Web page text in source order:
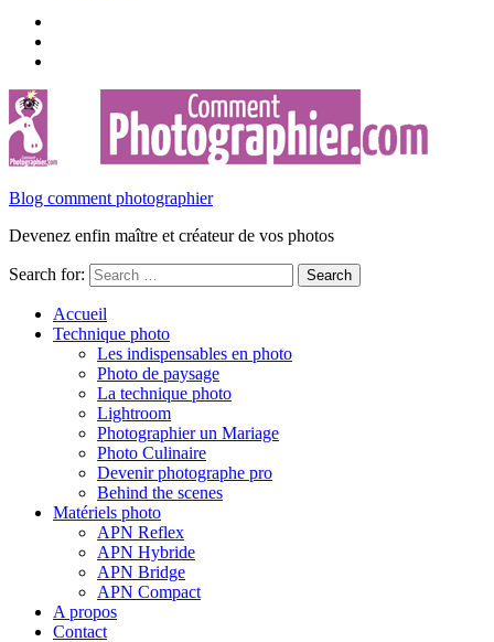
Blog comment photographier
Devenez enfin maître et créateur de vos photos
Search for:
Accueil
Technique photo
Les indispensables en photo
Photo de paysage
La technique photo
Lightroom
Photographier un Mariage
Photo Culinaire
Devenir photographe pro
Behind the scenes
Matériels photo
APN Reflex
APN Hybride
APN Bridge
APN Compact
A propos
Contact